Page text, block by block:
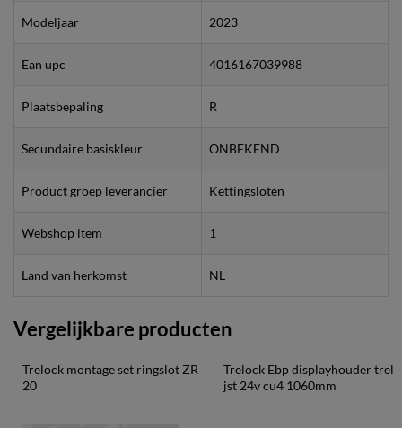
Modeljaar 2023
Ean upc 4016167039988
Plaatsbepaling R
Secundaire basiskleur ONBEKEND
Product groep leverancier Kettingsloten
Webshop item 1
Land van herkomst NL
Vergelijkbare producten
Trelock montage set ringslot ZR
20
Trelock Ebp displayhouder trel
jst 24v cu4 1060mm